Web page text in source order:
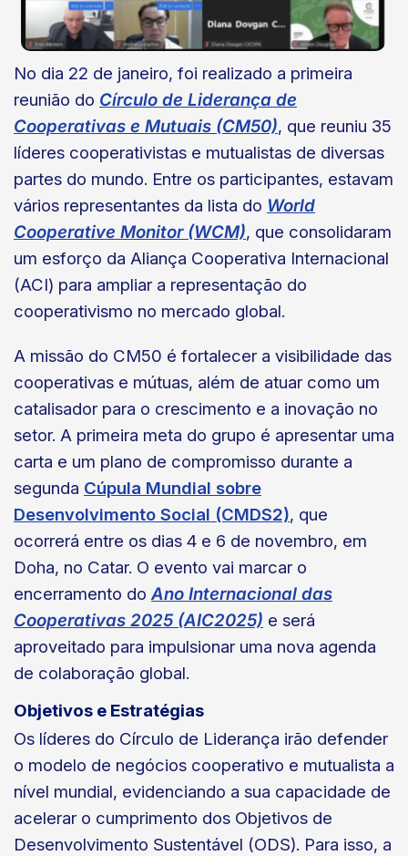
No dia 22 de janeiro, foi realizado a primeira
reunião do Círculo de Liderança de
Cooperativas e Mutuais (CM50), que reuniu 35
líderes cooperativistas e mutualistas de diversas
partes do mundo. Entre os participantes, estavam
vários representantes da lista do World
Cooperative Monitor (WCM), que consolidaram
um esforço da Aliança Cooperativa Internacional
(ACI) para ampliar a representação do
cooperativismo no mercado global.
A missão do CM50 é fortalecer a visibilidade das
cooperativas e mútuas, além de atuar como um
catalisador para o crescimento e a inovação no
setor. A primeira meta do grupo é apresentar uma
carta e um plano de compromisso durante a
segunda Cúpula Mundial sobre
Desenvolvimento Social (CMDS2), que
ocorrerá entre os dias 4 e 6 de novembro, em
Doha, no Catar. O evento vai marcar o
encerramento do Ano Internacional das
Cooperativas 2025 (AIC2025) e será
aproveitado para impulsionar uma nova agenda
de colaboração global.
Objetivos e Estratégias
Os líderes do Círculo de Liderança irão defender
o modelo de negócios cooperativo e mutualista a
nível mundial, evidenciando a sua capacidade de
acelerar o cumprimento dos Objetivos de
Desenvolvimento Sustentável (ODS). Para isso, a